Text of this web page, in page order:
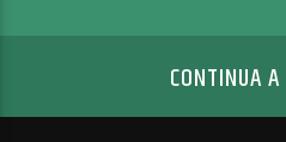
CONTINUA A